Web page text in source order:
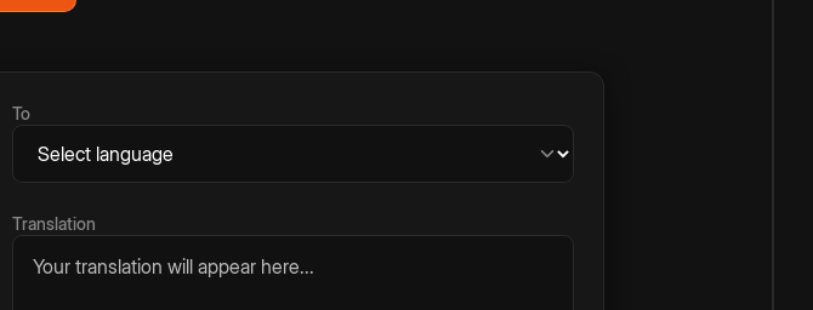
To
Translation
Your translation will appear here...